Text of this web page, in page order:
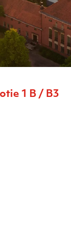
1 B / B3